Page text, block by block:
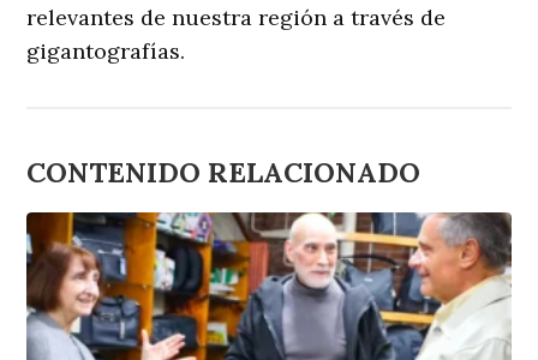
relevantes de nuestra región a través de
gigantografías.
CONTENIDO RELACIONADO